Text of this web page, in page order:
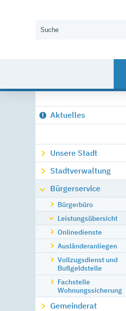
Aktuelles
Unsere Stadt
Stadtverwaltung
Bürgerservice
Bürgerbüro
Leistungsübersicht
Onlinedienste
Ausländeranliegen
Vollzugsdienst und
Bußgeldstelle
Fachstelle
Wohnungssicherung
Gemeinderat